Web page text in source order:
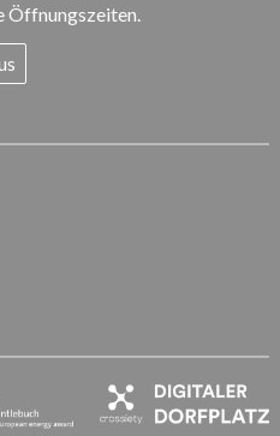
Öffnungszeiten.